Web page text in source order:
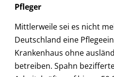
Pfleger
Mittlerweile sei es nicht
Deutschland eine
Krankenhaus ohne
betreiben. Spahn